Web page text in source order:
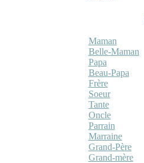
Maman
Belle-Maman
Papa
Beau-Papa
Frère
Soeur
Tante
Oncle
Parrain
Marraine
Grand-Père
Grand-mère